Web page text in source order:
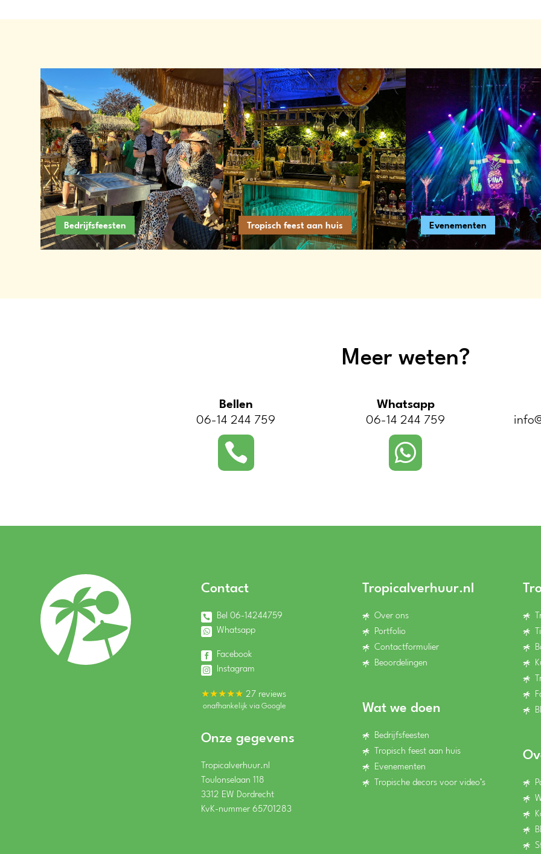
Bedrijfsfeesten Tropisch feest aan huis Evenementen
Meer weten?
Bellen
06-14 244 759

Whatsapp
06-14 244 759

Contact
Bel 06-14244759
Whatsapp
Facebook
Instagram
★★★★★ 27 reviews
onafhankelijk via Google
Onze gegevens
Tropicalverhuur.nl
Toulonselaan 118
3312 EW Dordrecht
KvK-nummer 65701283
Tropicalverhuur.nl
Over ons
Portfolio
Contactformulier
Beoordelingen
Wat we doen
Bedrijfsfeesten
Tropisch feest aan huis
Evenementen
Tropische decors voor video’s